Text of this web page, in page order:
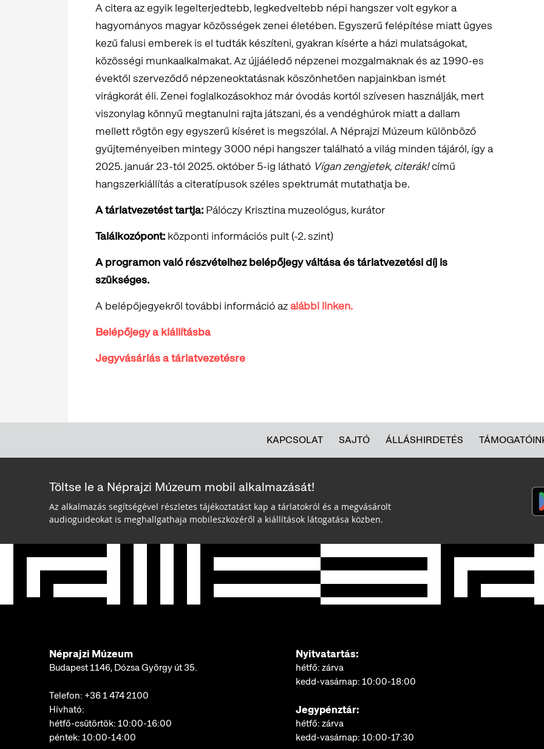
A citera az egyik legelterjedtebb, legkedveltebb népi hangszer volt egykor a
hagyományos magyar közösségek zenei életében. Egyszerű felépítése miatt ügyes
kezű falusi emberek is el tudták készíteni, gyakran kísérte a házi mulatságokat,
közösségi munkaalkalmakat. Az újjáéledő népzenei mozgalmaknak és az 1990-es
évektől szerveződő népzeneoktatásnak köszönhetően napjainkban ismét
virágkorát éli. Zenei foglalkozásokhoz már óvodás kortól szívesen használják, mert
viszonylag könnyű megtanulni rajta játszani, és a vendéghúrok miatt a dallam
mellett rögtön egy egyszerű kíséret is megszólal. A Néprajzi Múzeum különböző
gyűjteményeiben mintegy 3000 népi hangszer található a világ minden tájáról, így a
2025. január 23-tól 2025. október 5-ig látható Vígan zengjetek, citerák!című
hangszerkiállítás a citeratípusok széles spektrumát mutathatja be.
A tárlatvezetést tartja: Pálóczy Krisztina muzeológus, kurátor
Találkozópont: központi információs pult (-2. szint)
A programon való részvételhez belépőjegy váltása és tárlatvezetési díj is
szükséges.
A belépőjegyekről további információ azalábbi linken.
Belépőjegy a kiállításba
Jegyvásárlás a tárlatvezetésre
KAPCSOLAT SAJTÓ ÁLLÁSHIRDETÉS
Töltse le a Néprajzi Múzeum mobil alkalmazását!
Az alkalmazás segítségével részletes tájékoztatást kap a tárlatokról és a megvásárolt
audioguideokat is meghallgathaja mobileszközéről a kiállítások látogatása közben.
Néprajzi Múzeum
Budapest 1146, Dózsa György út 35.
Telefon: +36 1 474 2100
Hívható:
hétfő-csütörtök: 10:00-16:00
péntek: 10:00-14:00
Nyitvatartás:
hétfő: zárva
kedd-vasárnap: 10:00-18:00
Jegypénztár:
hétfő: zárva
kedd-vasárnap: 10:00-17:30